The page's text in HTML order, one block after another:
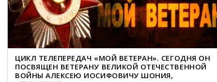
ЦИКЛ ТЕЛЕПЕРЕДАЧ «МОЙ ВЕТЕРАН». СЕГОДНЯ ОН
ПОСВЯЩЕН ВЕТЕРАНУ ВЕЛИКОЙ ОТЕЧЕСТВЕННОЙ
ВОЙНЫ АЛЕКСЕЮ ИОСИФОВИЧУ ШОНИЯ,